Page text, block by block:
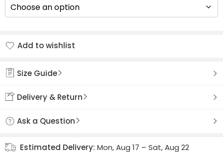
Add to wishlist
Size Guide
Delivery & Return
Ask a Question
Estimated Delivery: Mon, Aug 17 – Sat, Aug 22